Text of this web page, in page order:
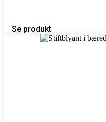
Se produkt